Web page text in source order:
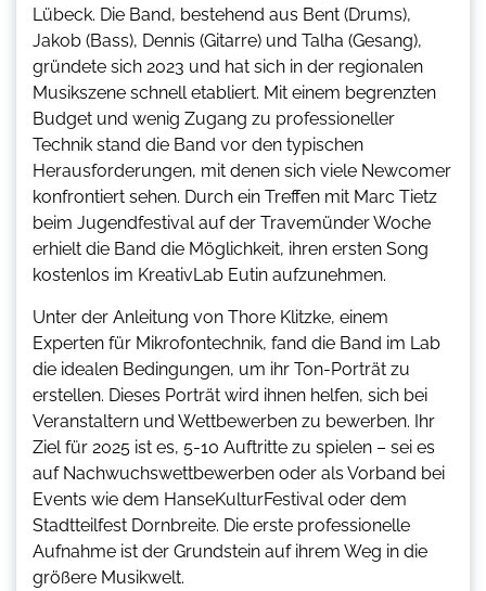
Lübeck. Die Band, bestehend aus Bent (Drums),
Jakob (Bass), Dennis (Gitarre) und Talha (Gesang),
gründete sich 2023 und hat sich in der regionalen
Musikszene schnell etabliert. Mit einem begrenzten
Budget und wenig Zugang zu professioneller
Technik stand die Band vor den typischen
Herausforderungen, mit denen sich viele Newcomer
konfrontiert sehen. Durch ein Treffen mit Marc Tietz
beim Jugendfestival auf der Travemünder Woche
erhielt die Band die Möglichkeit, ihren ersten Song
kostenlos im KreativLab Eutin aufzunehmen.
Unter der Anleitung von Thore Klitzke, einem
Experten für Mikrofontechnik, fand die Band im Lab
die idealen Bedingungen, um ihr Ton-Porträt zu
erstellen. Dieses Porträt wird ihnen helfen, sich bei
Veranstaltern und Wettbewerben zu bewerben. Ihr
Ziel für 2025 ist es, 5-10 Auftritte zu spielen – sei es
auf Nachwuchswettbewerben oder als Vorband bei
Events wie dem HanseKulturFestival oder dem
Stadtteilfest Dornbreite. Die erste professionelle
Aufnahme ist der Grundstein auf ihrem Weg in die
größere Musikwelt.